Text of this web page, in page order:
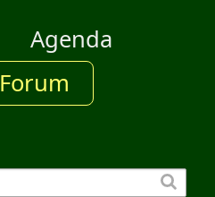
Agenda
Forum